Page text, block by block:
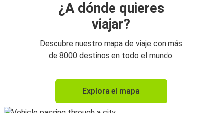
¿A dónde quieres
viajar?
Descubre nuestro mapa de viaje con más
de 8000 destinos en todo el mundo.
Explora el mapa